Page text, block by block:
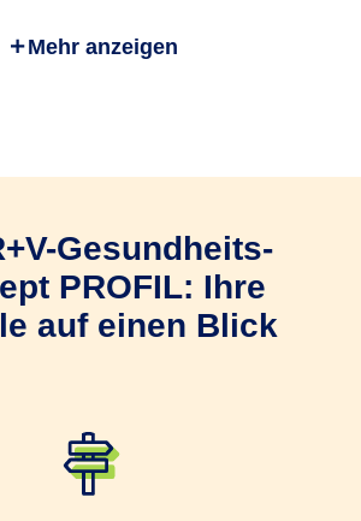
und zahlen die
mit
Ihre Mitarbeitenden einfach
Mehr anzeigen
Gesund­heits­
PROFIL: Ihre
auf einen Blick